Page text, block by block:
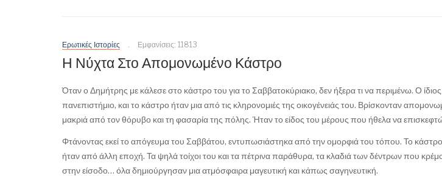
Ερωτικές Ιστορίες Εμφανίσεις: 11813
Η Νύχτα Στο Απομονωμένο Κάστρο
Όταν ο Δημήτρης με κάλεσε στο κάστρο του για το Σαββατοκύριακο, δεν ήξερα τι να περιμένω. Ο
πανεπιστήμιο, και το κάστρο ήταν μια από τις κληρονομιές της οικογένειάς του. Βρίσκονταν
μακριά από τον θόρυβο και τη φασαρία της πόλης. Ήταν το είδος του μέρους που ήθελα να επισκεφτώ
Φτάνοντας εκεί το απόγευμα του Σαββάτου, εντυπωσιάστηκα από την ομορφιά του τόπου. Το κάστρο
ήταν από άλλη εποχή. Τα ψηλά τοίχοι του και τα πέτρινα παράθυρα, τα κλαδιά των δέντρων που
στην είσοδο… όλα δημιούργησαν μια ατμόσφαιρα μαγευτική και κάπως σαγηνευτική.